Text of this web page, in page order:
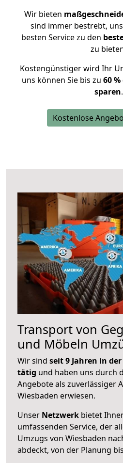
Wir bieten
sind immer bestrebt,
besten Service zu den
zu
Kostengünstiger wird Ihr
uns können Sie bis zu 60
sparen.
Kostenlose
Transport von
und Möbeln
Wir sind seit 9 Jahren in
tätig und haben uns durch
Angebote als zuverlässiger
Wiesbaden erwiesen.
Unser Netzwerk bietet
umfassenden Service, der
Umzugs von Wiesbaden
abdeckt, von der Planung